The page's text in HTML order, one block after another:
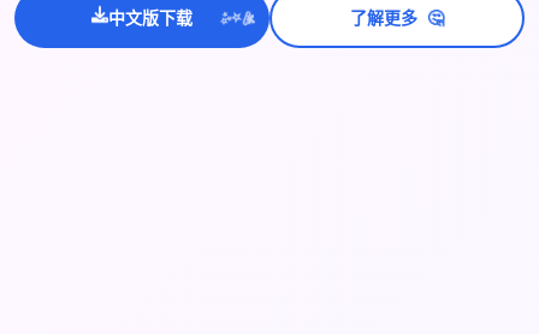
中文版下载 ✨⭐💫 了解更多 🤔